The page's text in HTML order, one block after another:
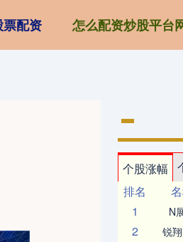
配资 怎么配资炒股平台
个股涨幅
排名
1
N
2 锐